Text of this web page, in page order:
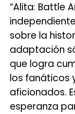
“Alita: Battle
sobre la
adaptación
que logra
los fanáticos
aficionados.
esperanza